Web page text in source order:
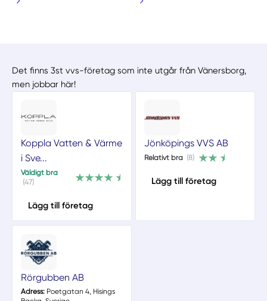
Det finns 3st vvs-företag som inte utgår från Vänersborg,
men jobbar här!
Koppla Vatten & Värme
i Sve...
Väldigt bra
(47)
Lägg till företag
Jönköpings VVS AB
Relativt bra (8)
Lägg till företag
Rörgubben AB
Adress:Poetgatan 4, Hisings